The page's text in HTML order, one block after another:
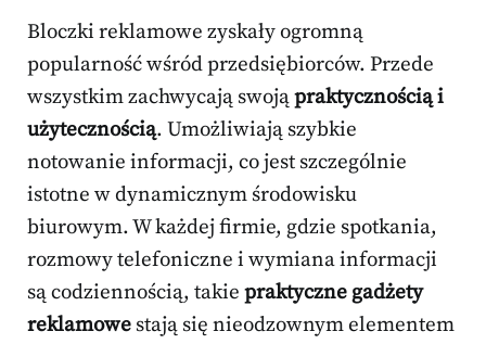
Bloczki reklamowe zyskały ogromną
popularność wśród przedsiębiorców. Przede
wszystkim zachwycają swojąpraktycznością i
użytecznością. Umożliwiają szybkie
notowanie informacji, co jest szczególnie
istotne w dynamicznym środowisku
biurowym. W każdej firmie, gdzie spotkania,
rozmowy telefoniczne i wymiana informacji
są codziennością, takie praktyczne gadżety
reklamowe stają się nieodzownym elementem